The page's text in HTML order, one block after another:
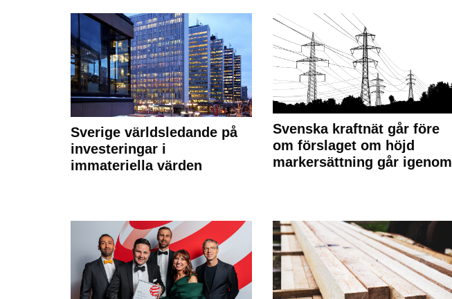
Sverige världsledande på
investeringar i
immateriella värden
Svenska kraftnät går före
om förslaget om höjd
markersättning går igenom